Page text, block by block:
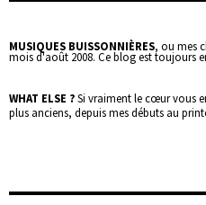
MUSIQUES BUISSONNIÈRES, ou mes
mois d'août 2008. Ce blog est toujours
WHAT ELSE ?Si vraiment le cœur vous
plus anciens, depuis mes débuts au